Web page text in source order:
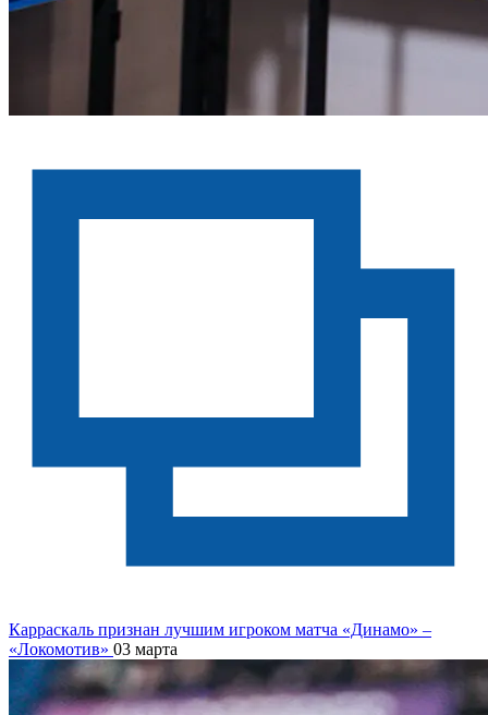
Карраскаль признан лучшим игроком матча «Динамо» –
«Локомотив» 03 марта